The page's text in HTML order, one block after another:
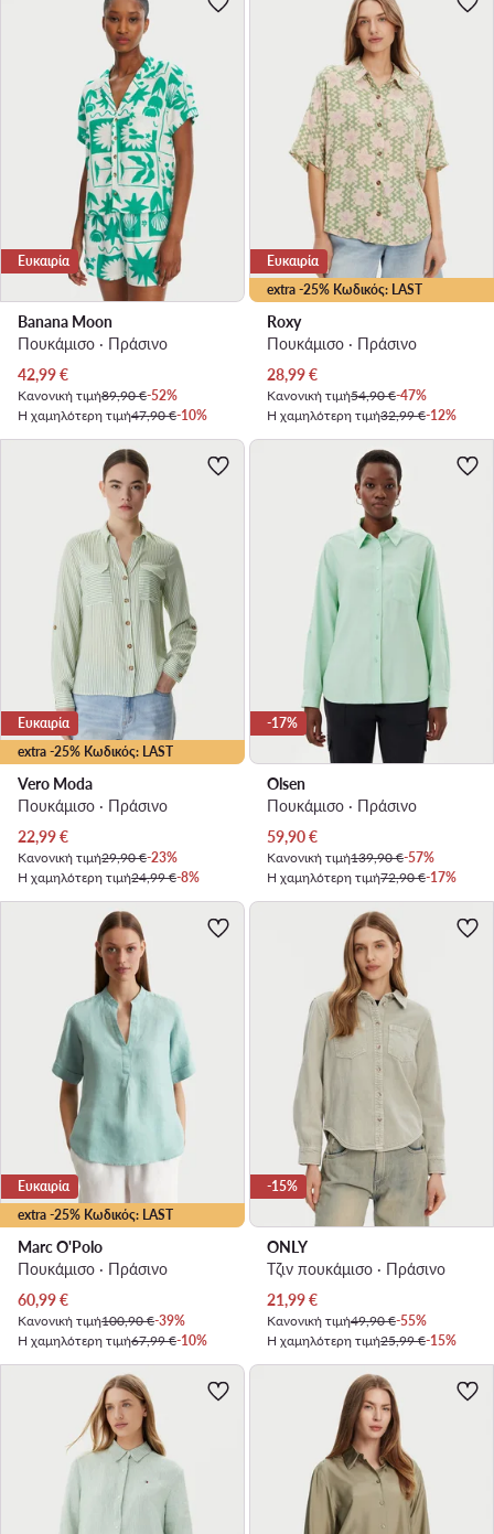
Ευκαιρία
Banana Moon
Πουκάμισο · Πράσινο
Τρέχουσα τιμή
42,99€
Κανονική τιμή89,90 €-52%
Η χαμηλότερη τιμή47,90 €-10%
extra -25% Κωδικός: LAST
Ευκαιρία
Roxy
Πουκάμισο · Πράσινο
Τρέχουσα τιμή
28,99€
Κανονική τιμή54,90 €-47%
Η χαμηλότερη τιμή32,99 €-12%
extra -25% Κωδικός: LAST
Ευκαιρία
Vero Moda
Πουκάμισο · Πράσινο
Τρέχουσα τιμή
22,99€
Κανονική τιμή29,90 €-23%
Η χαμηλότερη τιμή24,99 €-8%
-17%
Olsen
Πουκάμισο · Πράσινο
Τρέχουσα τιμή
59,90€
Κανονική τιμή139,90 €-57%
Η χαμηλότερη τιμή72,90 €-17%
extra -25% Κωδικός: LAST
Ευκαιρία
Marc O'Polo
Πουκάμισο · Πράσινο
Τρέχουσα τιμή
60,99€
Κανονική τιμή100,90 €-39%
Η χαμηλότερη τιμή67,99 €-10%
-15%
ONLY
Τζιν πουκάμισο · Πράσινο
Τρέχουσα τιμή
21,99€
Κανονική τιμή49,90 €-55%
Η χαμηλότερη τιμή25,99 €-15%